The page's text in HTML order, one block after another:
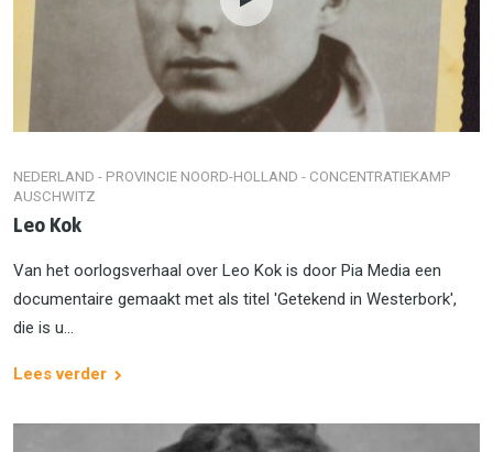
NEDERLAND - PROVINCIE NOORD-HOLLAND - CONCENTRATIEKAMP
AUSCHWITZ
Leo Kok
Van het oorlogsverhaal over Leo Kok is door Pia Media een
documentaire gemaakt met als titel 'Getekend in Westerbork',
die is u...
Lees verder